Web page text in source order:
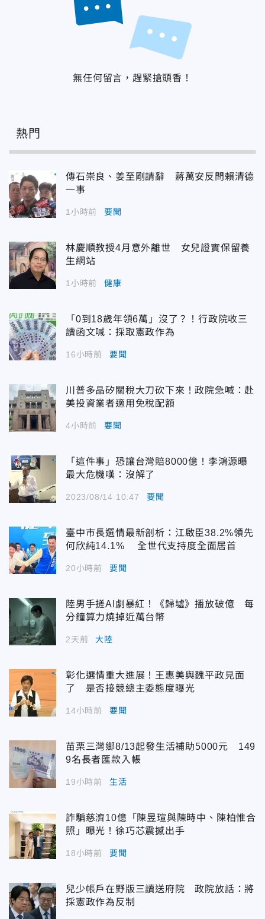
無任何留言，趕緊搶頭香！
熱門
傳石崇良、姜至剛請辭 蔣萬安反問賴清德
一事
1小時前 要聞
林慶順教授4月意外離世 女兒證實保留養
生網站
1小時前 健康
「0到18歲年領6萬」沒了？！行政院收三
讀函文喊：採取憲政作為
16小時前 要聞
川普多晶矽關稅大刀砍下來！政院急喊：赴
美投資業者適用免稅配額
4小時前 要聞
「這件事」恐讓台灣賠8000億！李鴻源曝
最大危機嘆：沒解了
2023/08/14 10:47 要聞
臺中市長選情最新剖析：江啟臣38.2%領先
何欣純14.1% 全世代支持度全面居首
20小時前 要聞
陸男手搓AI劇暴紅！《歸墟》播放破億 每
分鐘算力燒掉近萬台幣
2天前 大陸
彰化選情重大進展！王惠美與魏平政見面
了 是否接競總主委態度曝光
14小時前 要聞
苗栗三灣鄉8/13起發生活補助5000元 149
9名長者匯款入帳
19小時前 生活
詐騙慈濟10億「陳昱瑄與陳時中、陳柏惟合
照」曝光！徐巧芯震撼出手
18小時前 要聞
兒少帳戶在野版三讀送府院 政院放話：將
採憲政作為反制